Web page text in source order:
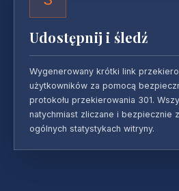
Udostępnij i śledź
Wygenerowany krótki link
użytkowników za pomocą
protokołu przekierowania 301.
natychmiast zliczane i bezpiecznie
ogólnych statystykach witryny.